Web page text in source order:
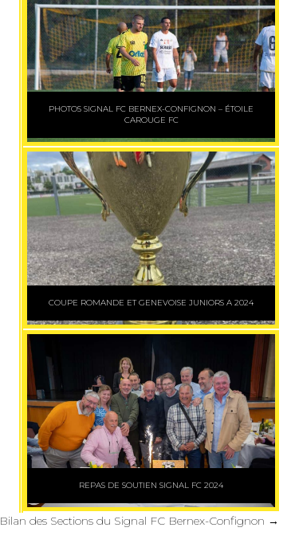
PHOTOS SIGNAL FC BERNEX-CONFIGNON – ÉTOILE
CAROUGE FC
COUPE ROMANDE ET GENEVOISE JUNIORS A 2024
REPAS DE SOUTIEN SIGNAL FC 2024
Bilan des Sections du Signal FC Bernex-Confignon →